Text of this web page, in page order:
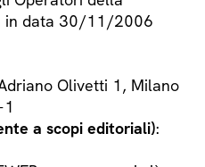
in data 30/11/2006
Olivetti 1, Milano
a scopi editoriali):